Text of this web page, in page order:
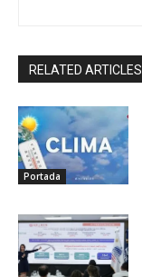
RELATED ARTICLES
Portada